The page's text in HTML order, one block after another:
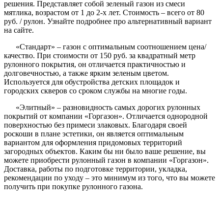
решения. Представляет собой зеленый газон из смеси
мятлика, возрастом от 1 до 2-х лет. Стоимость – всего от 80
руб. / рулон. Узнайте подробнее про альтернативный вариант
на сайте.
«Стандарт» – газон с оптимальным соотношением цена/
качество. При стоимости от 150 руб. за квадратный метр
рулонного покрытия, он отличается практичностью и
долговечностью, а также ярким зеленым цветом.
Используется для обустройства детских площадок и
городских скверов со сроком службы на многие годы.
«Элитный» – разновидность самых дорогих рулонных
покрытий от компании «Горгазон». Отличается однородной
поверхностью без примеси злаковых. Благодаря своей
роскоши в плане эстетики, он является оптимальным
вариантом для оформления придомовых территорий
загородных объектов. Каким бы ни было ваше решение, вы
можете приобрести рулонный газон в компании «Горгазон».
Доставка, работы по подготовке территории, укладка,
рекомендации по уходу – это минимум из того, что вы можете
получить при покупке рулонного газона.